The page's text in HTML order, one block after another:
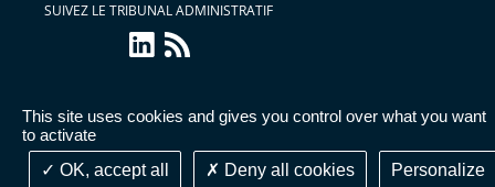
This site uses cookies and gives you control over what you want
to activate
OK, accept all
Deny all cookies Personalize
SUIVEZ LE TRIBUNAL ADMINISTRATIF
LinkedIn
Flux
RSS
Accessibilité : partiellement conforme
légales|Cookies Données personnelles